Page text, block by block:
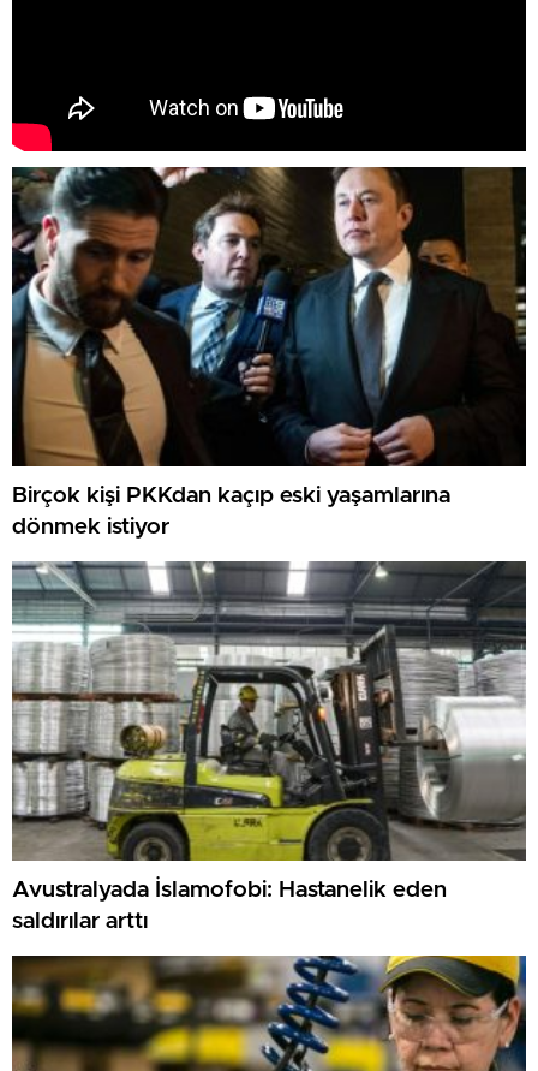
Birçok kişi PKKdan kaçıp eski yaşamlarına
dönmek istiyor
Avustralyada İslamofobi: Hastanelik eden
saldırılar arttı